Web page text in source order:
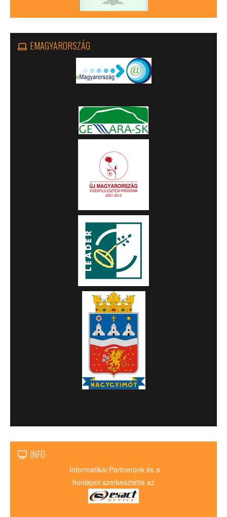
EMAGYARORSZÁG
INFO
Informatikai Partnerünk és a
honlapot szerkesztette az